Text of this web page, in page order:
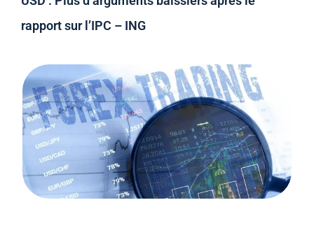
rapport sur l’IPC – ING